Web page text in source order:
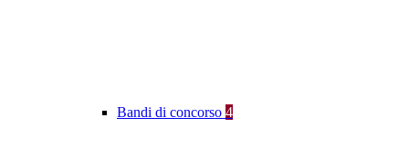
Bandi di concorso 4